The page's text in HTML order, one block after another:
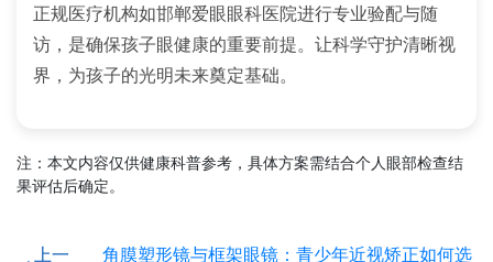
正规医疗机构如邯郸爱眼眼科医院进行专业验配与随
访，是确保孩子眼健康的重要前提。让科学守护清晰视
界，为孩子的光明未来奠定基础。
注：本文内容仅供健康科普参考，具体方案需结合个人眼部检查结
果评估后确定。
上一 角膜塑形镜与框架眼镜：青少年近视矫正如何选